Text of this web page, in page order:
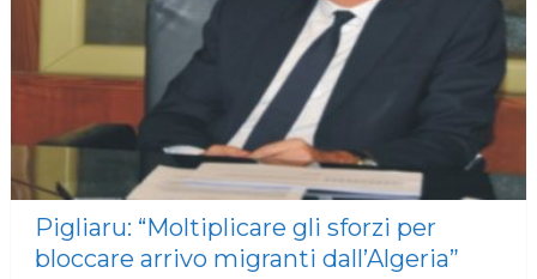
Pigliaru: “Moltiplicare gli sforzi per
bloccare arrivo migranti dall’Algeria”